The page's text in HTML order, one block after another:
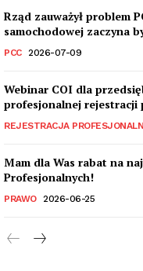
Rząd zauważył problem
samochodowej zaczyna
PCC 2026-07-09
Webinar COI dla
profesjonalnej rejestracji
REJESTRACJA
Mam dla Was rabat na
Profesjonalnych!
PRAWO 2026-06-25